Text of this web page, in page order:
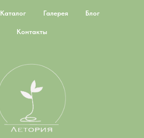
Каталог Галерея Блог
Контакты